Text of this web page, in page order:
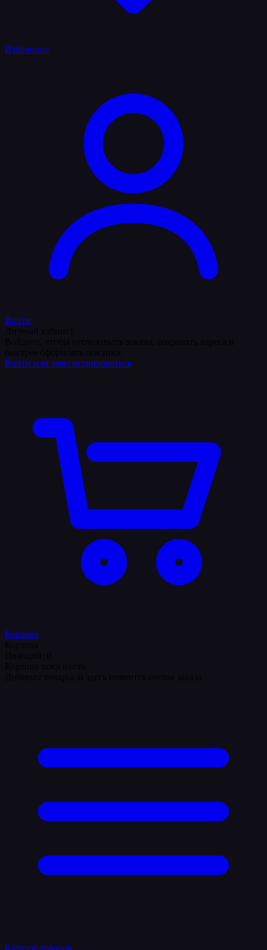
Избранное
Войти
Войти или зарегистрироваться
Корзина
Каталог товаров